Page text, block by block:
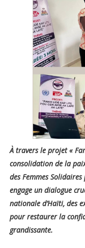
À travers le projet «
consolidation de la
des Femmes
engage un dialogue
nationale d’Haïti, des
pour restaurer la
grandissante.